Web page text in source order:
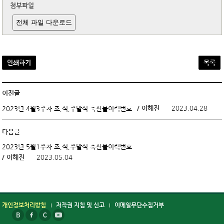
첨부파일
전체 파일 다운로드
인쇄하기 목록
이전글
2023년 4월3주차 조,석,주말식 축산물이력번호 / 이혜진 2023.04.28
다음글
2023년 5월1주차 조,석,주말식 축산물이력번호
/ 이혜진
2023.05.04
개인정보처리방침 저작권 지침 및 신고 이메일무단수집거부